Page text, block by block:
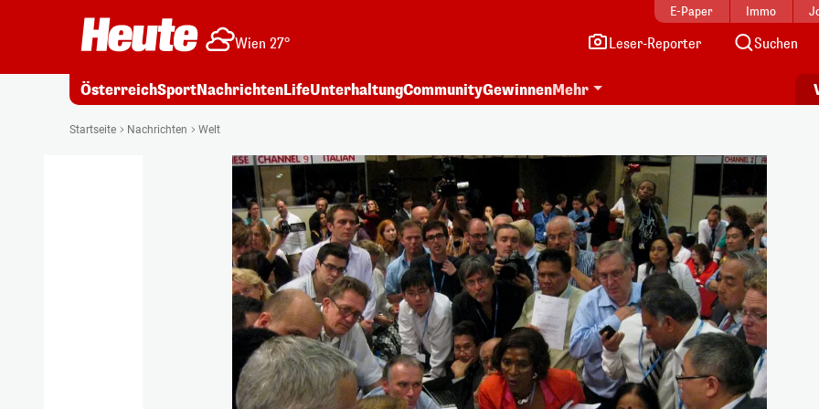
E-Paper Immo
Wien 27° Leser-Reporter Suchen
ÖsterreichSportNachrichtenLifeUnterhaltungCommunityGewinnenMehr
Startseite Nachrichten Welt